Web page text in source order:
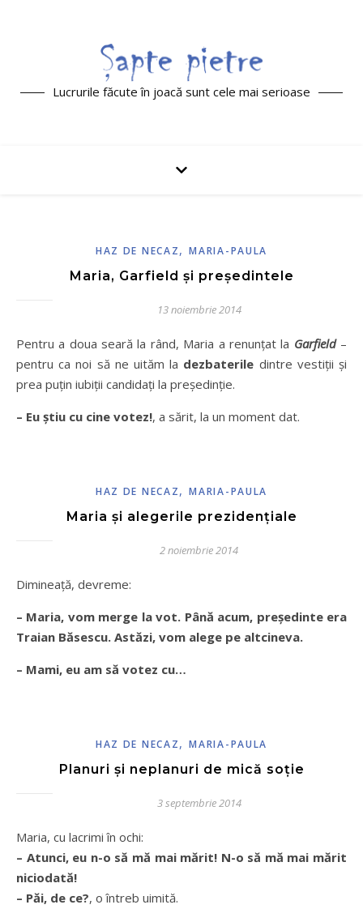
Lucrurile făcute în joacă sunt cele mai serioase
HAZ DE NECAZ,MARIA-PAULA
Maria, Garfield și președintele
13 noiembrie 2014
Pentru a doua seară la rând, Maria a renunțat la Garfield–
pentru ca noi să ne uităm la dezbaterile dintre vestiții și
prea puțin iubiții candidați la președinție.
– Eu știu cu cine votez!, a sărit, la un moment dat.
HAZ DE NECAZ,MARIA-PAULA
Maria și alegerile prezidențiale
2 noiembrie 2014
Dimineață, devreme:
– Maria, vom merge la vot. Până acum, președinte era
Traian Băsescu. Astăzi, vom alege pe altcineva.
– Mami, eu am să votez cu…
HAZ DE NECAZ,MARIA-PAULA
Planuri și neplanuri de mică soție
3 septembrie 2014
Maria, cu lacrimi în ochi:
– Atunci, eu n-o să mă mai mărit! N-o să mă mai mărit
niciodată!
– Păi, de ce?, o întreb uimită.